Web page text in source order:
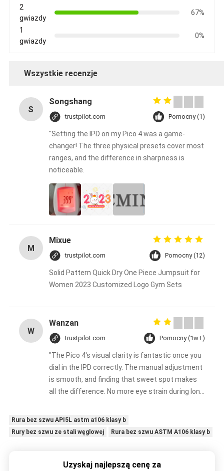
2
gwiazdy
67%
1
gwiazdy
0%
Wszystkie recenzje
S
Songshang
trustpilot.com Pomocny (1)
"Setting the IPD on my Pico 4 was a game-
changer! The three physical presets cover most
ranges, and the difference in sharpness is
noticeable.
M
Mixue
trustpilot.com Pomocny (12)
Solid Pattern Quick Dry One Piece Jumpsuit for
Women 2023 Customized Logo Gym Sets
W
Wanzan
trustpilot.com Pomocny (1w+)
"The Pico 4's visual clarity is fantastic once you
dial in the IPD correctly. The manual adjustment
is smooth, and finding that sweet spot makes
all the difference. No more eye strain during long
set it up properly!""The Pico 4's visual clarity is
fantastic once you dial in the IPD correctly. The
eye strain during long sessions. Highly
Rura bez szwu API5L astm a106 klasy b
Rury bez szwu ze stali węglowej
Rura bez szwu ASTM A106 klasy b
Uzyskaj najlepszą cenę za